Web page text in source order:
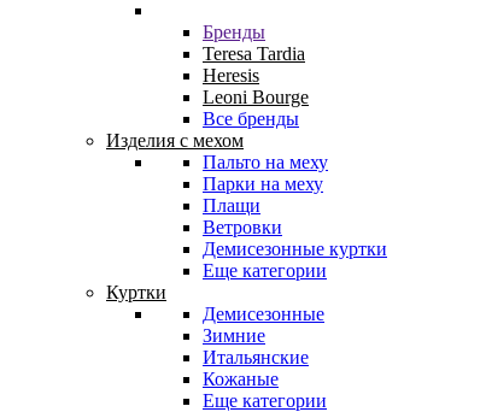
Бренды
Teresa Tardia
Heresis
Leoni Bourge
Все бренды
Изделия с мехом
Пальто на меху
Парки на меху
Плащи
Ветровки
Демисезонные куртки
Еще категории
Куртки
Демисезонные
Зимние
Итальянские
Кожаные
Еще категории